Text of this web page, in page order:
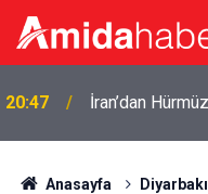
20:41
Urfa Kalesi
oldu
Anasayfa